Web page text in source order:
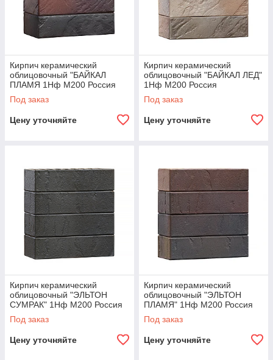
Кирпич керамический
облицовочный "БАЙКАЛ
ПЛАМЯ 1Нф М200 Россия
Под заказ
Цену уточняйте
Кирпич керамический
облицовочный "БАЙКАЛ ЛЕД"
1Нф М200 Россия
Под заказ
Цену уточняйте
Кирпич керамический
облицовочный "ЭЛЬТОН
СУМРАК" 1Нф М200 Россия
Под заказ
Цену уточняйте
Кирпич керамический
облицовочный "ЭЛЬТОН
ПЛАМЯ" 1Нф М200 Россия
Под заказ
Цену уточняйте